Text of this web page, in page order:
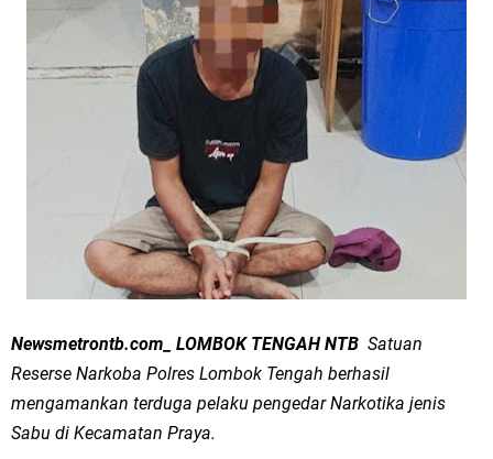
Newsmetrontb.com_ LOMBOK TENGAH NTB Satuan
Reserse Narkoba Polres Lombok Tengah berhasil
mengamankan terduga pelaku pengedar Narkotika jenis
Sabu di Kecamatan Praya.